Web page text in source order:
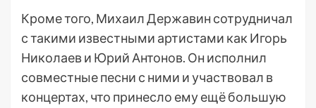
Кроме того, Михаил Державин сотрудничал
с такими известными артистами как Игорь
Николаев и Юрий Антонов. Он исполнил
совместные песни с ними и участвовал в
концертах, что принесло ему ещё большую